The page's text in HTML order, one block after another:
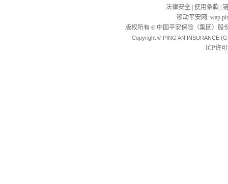
法律安全 使用条款
移动平安网 :
版权所有 ©中国平安保险（集团）股
Copyright © PING AN INSURANCE
ICP许